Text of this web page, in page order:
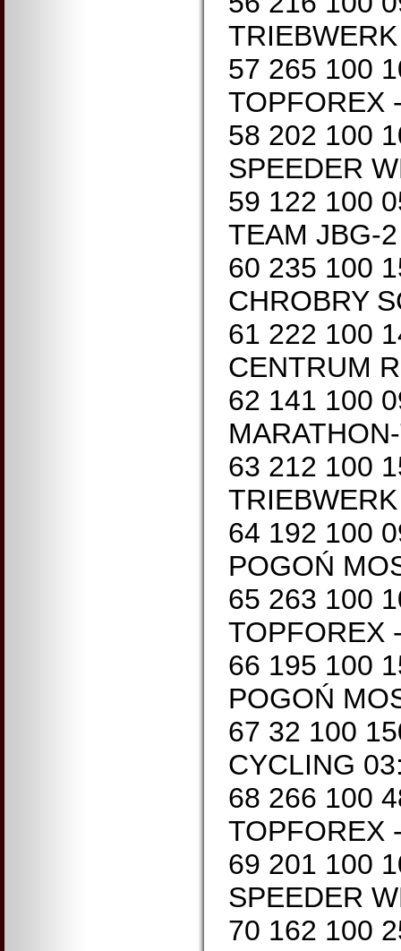
57 265 100
TOPFOREX
58 202 100
SPEEDER
59 122 100
TEAM JBG-
60 235 100
CHROBRY
61 222 100
CENTRUM
62 141 100
63 212 100
64 192 100
POGOŃ
65 263 100
TOPFOREX
66 195 100
POGOŃ
67 32 100
CYCLING
68 266 100
TOPFOREX
69 201 100
SPEEDER
70 162 100